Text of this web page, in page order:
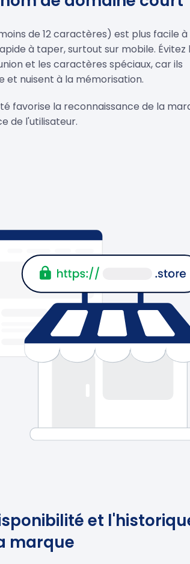
de 12 caractères) est plus facile à
à taper, surtout sur mobile. Évitez
et les caractères spéciaux, car ils
et nuisent à la mémorisation.
favorise la reconnaissance de la
de l'utilisateur.
et
marque